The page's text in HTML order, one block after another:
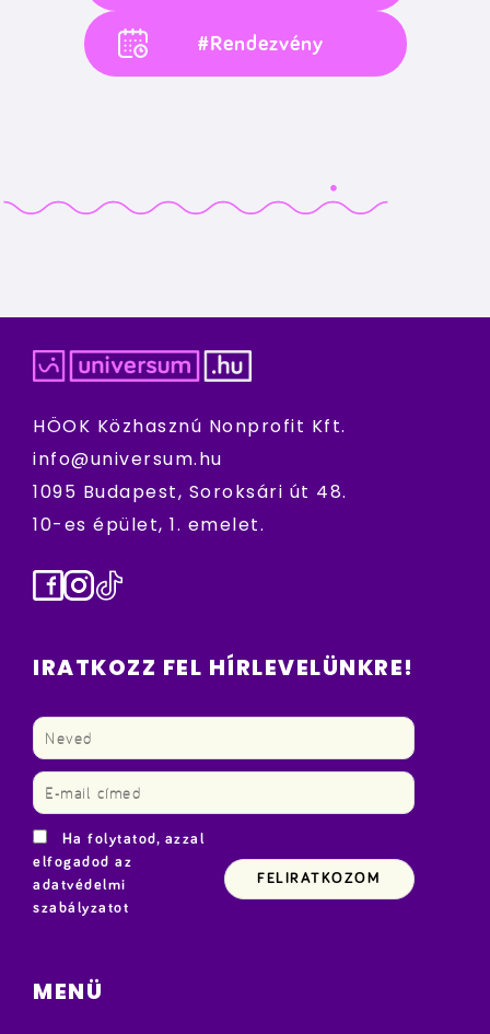
#Rendezvény
HÖOK Közhasznú Nonprofit Kft.
info@universum.hu
1095 Budapest, Soroksári út 48.
10-es épület, 1. emelet.
Facebook
Instagram
TikTok
IRATKOZZ FEL HÍRLEVELÜNKRE!
Ha folytatod, azzal
elfogadod az
adatvédelmi
szabályzatot
MENÜ